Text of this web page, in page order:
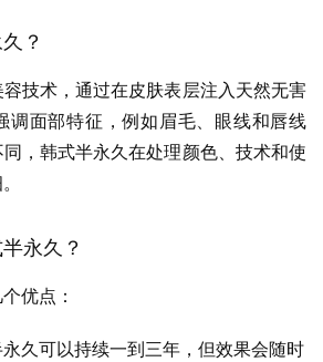
？
技术，通过在皮肤表层注入天然无害
调面部特征，例如眉毛、眼线和唇线
，韩式半永久在处理颜色、技术和使
永久？
优点：
久可以持续一到三年，但效果会随时